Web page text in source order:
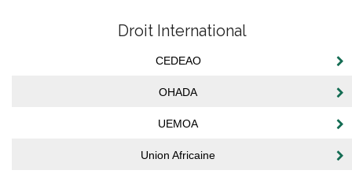
Droit International
CEDEAO
OHADA
UEMOA
Union Africaine